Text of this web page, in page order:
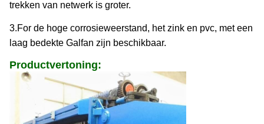
trekken van netwerk is groter.
3.For de hoge corrosieweerstand, het zink en pvc, met een
laag bedekte Galfan zijn beschikbaar.
Productvertoning: